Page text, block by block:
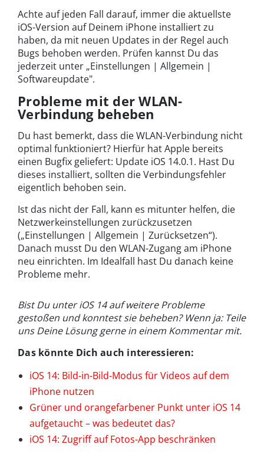
Achte auf jeden Fall darauf, immer die aktuellste
iOS-Version auf Deinem iPhone installiert zu
haben, da mit neuen Updates in der Regel auch
Bugs behoben werden. Prüfen kannst Du das
jederzeit unter „Einstellungen | Allgemein |
Softwareupdate".
Probleme mit der WLAN-
Verbindung beheben
Du hast bemerkt, dass die WLAN-Verbindung nicht
optimal funktioniert? Hierfür hat Apple bereits
einen Bugfix geliefert: Update iOS 14.0.1. Hast Du
dieses installiert, sollten die Verbindungsfehler
eigentlich behoben sein.
Ist das nicht der Fall, kann es mitunter helfen, die
Netzwerkeinstellungen zurückzusetzen
(„Einstellungen | Allgemein | Zurücksetzen“).
Danach musst Du den WLAN-Zugang am iPhone
neu einrichten. Im Idealfall hast Du danach keine
Probleme mehr.
Bist Du unter iOS 14 auf weitere Probleme
gestoßen und konntest sie beheben? Wenn ja: Teile
uns Deine Lösung gerne in einem Kommentar mit.
Das könnte Dich auch interessieren:
iOS 14: Bild-in-Bild-Modus für Videos auf dem
iPhone nutzen
Grüner und orangefarbener Punkt unter iOS 14
aufgetaucht – was bedeutet das?
iOS 14: Zugriff auf Fotos-App beschränken